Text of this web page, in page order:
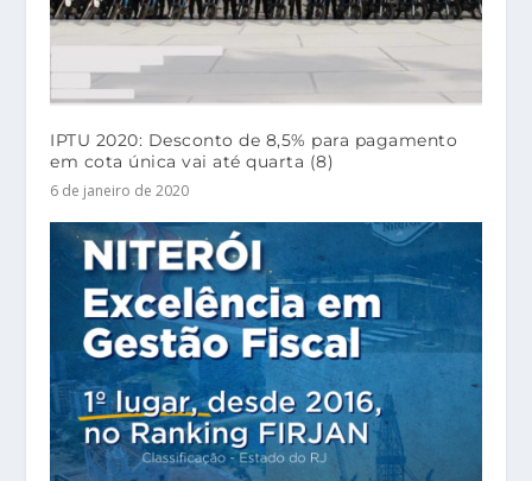
IPTU 2020: Desconto de 8,5% para pagamento
em cota única vai até quarta (8)
6 de janeiro de 2020